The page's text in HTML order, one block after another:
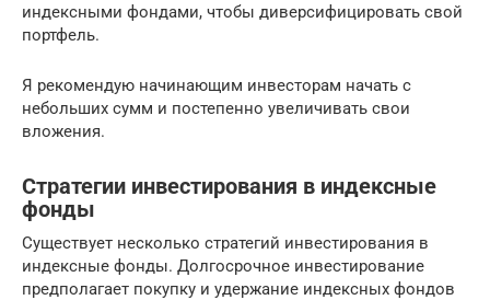
индексными фондами, чтобы диверсифицировать свой
портфель.
Я рекомендую начинающим инвесторам начать с
небольших сумм и постепенно увеличивать свои
вложения.
Стратегии инвестирования в индексные
фонды
Существует несколько стратегий инвестирования в
индексные фонды. Долгосрочное инвестирование
предполагает покупку и удержание индексных фондов